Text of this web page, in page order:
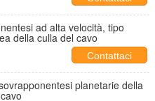
ad alta velocità, tipo
della culla del cavo
Contattaci
planetarie della